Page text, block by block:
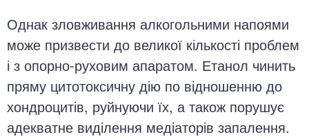
Однак зловживання алкогольними напоями
може призвести до великої кількості проблем
і з опорно-руховим апаратом. Етанол чинить
пряму цитотоксичну дію по відношенню до
хондроцитів, руйнуючи їх, а також порушує
адекватне виділення медіаторів запалення.